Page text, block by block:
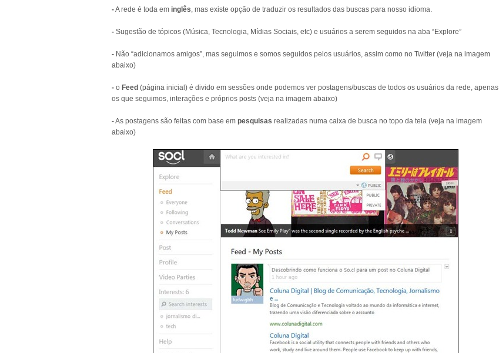
-A rede é toda em inglês , mas existe opção de traduzir os resultados das buscas para nosso idioma.
- Sugestão de tópicos (Música, Tecnologia, Mídias Sociais, etc) e usuários a serem seguidos na aba “Explore”
- Não “adicionamos amigos”, mas seguimos e somos seguidos pelos usuários, assim como no Twitter (veja na imagem
abaixo)
- o Feed (página inicial) é divido em sessões onde podemos ver postagens/buscas de todos os usuários da rede, apenas
os que seguimos, interações e próprios posts (veja na imagem abaixo)
-As postagens são feitas com base em pesquisas realizadas numa caixa de busca no topo da tela (veja na imagem
abaixo)